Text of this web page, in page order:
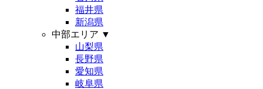
福井県
新潟県
中部エリア ▼
山梨県
長野県
愛知県
岐阜県